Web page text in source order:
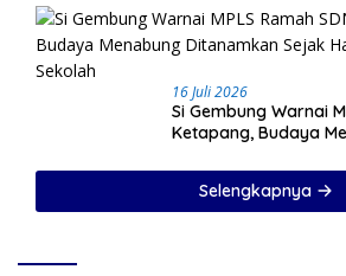
Sorotan
16 Juli 2026
Si Gembung Warnai
Ketapang, Budaya
Selengkapnya